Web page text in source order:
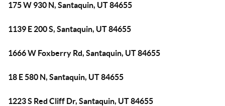
175 W 930 N, Santaquin, UT 84655
1139 E 200 S, Santaquin, UT 84655
1666 W Foxberry Rd, Santaquin, UT 84655
18 E 580 N, Santaquin, UT 84655
1223 S Red Cliff Dr, Santaquin, UT 84655